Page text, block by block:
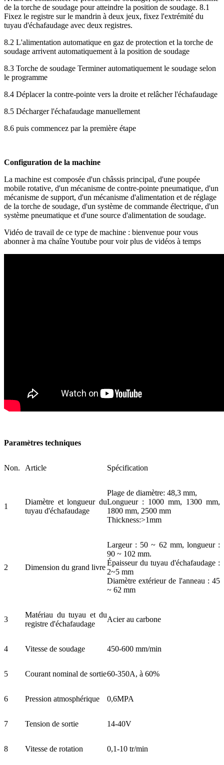
de la torche de soudage pour atteindre la position de soudage. 8.1
Fixez le registre sur le mandrin à deux jeux, fixez l'extrémité du
tuyau d'échafaudage avec deux registres.
8.2 L'alimentation automatique en gaz de protection et la torche de
soudage arrivent automatiquement à la position de soudage
8.3 Torche de soudage Terminer automatiquement le soudage selon
le programme
8.4 Déplacer la contre-pointe vers la droite et relâcher l'échafaudage
8.5 Décharger l'échafaudage manuellement
8.6 puis commencez par la première étape
Configuration de la machine
La machine est composée d'un châssis principal, d'une poupée
mobile rotative, d'un mécanisme de contre-pointe pneumatique, d'un
mécanisme de support, d'un mécanisme d'alimentation et de réglage
de la torche de soudage, d'un système de commande électrique, d'un
système pneumatique et d'une source d'alimentation de soudage.
Vidéo de travail de ce type de machine : bienvenue pour vous
abonner à ma chaîne Youtube pour voir plus de vidéos à temps
Paramètres techniques
Non. Article Spécification
1
Diamètre et longueur du
tuyau d'échafaudage
Plage de diamètre: 48,3 mm,
Longueur : 1000 mm, 1300 mm,
1800 mm, 2500 mm
Thickness:>1mm
2 Dimension du grand livre
Largeur : 50 ~ 62 mm, longueur :
90 ~ 102 mm.
Épaisseur du tuyau d'échafaudage :
2~5 mm
Diamètre extérieur de l'anneau : 45
~ 62 mm
3
Matériau du tuyau et du
registre d'échafaudage
Acier au carbone
4 Vitesse de soudage 450-600 mm/min
5 Courant nominal de sortie60-350A, à 60%
6 Pression atmosphérique 0,6MPA
7 Tension de sortie 14-40V
8 Vitesse de rotation 0,1-10 tr/min